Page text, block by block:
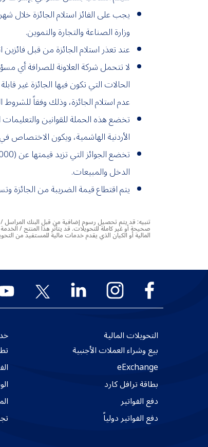
يجب على الفائز استلام الجائزة خلال
وزارة الصناعة والتجارة والتموين.
عند تعذر استلام الجائزة من قبل فائزين
لا تتحمل شركة العلاونة للصرافة أي
الحالات التي تكون فيها الجائزة غير
عدم استلام الجائزة، وذلك وفقاً للشروط
تخضع هذه الحملة للقوانين
الأردنية الهاشمية، ويكون الاختصاص
الدخل والمبيعات.
يتم اقتطاع قيمة الضريبة من
تنبيه: قد يتم تحصيل رسوم إضافية من قبل البنك المراسل
صحيحة أو غير كاملة للتحويلات. قد يتأثر هذا المنتج /
المالية أو الكيان الذي يقدم خدمات مالية للمستفيد من
التحويلات المالية
بيع وشراء العملات الأجنبية
eExchange
بطاقة ترافل كارد
دفع الفواتير
دفع الفواتير دولياً